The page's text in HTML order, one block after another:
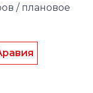
/ плановое